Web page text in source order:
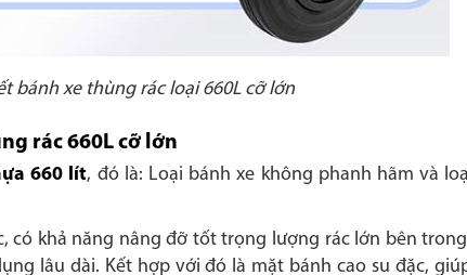
bánh xe thùng rác loại 660L cỡ lớn
rác 660L cỡ lớn
660 lít, đó là: Loại bánh xe không phanh hãm và
có khả năng nâng đỡ tốt trọng lượng rác lớn bên
lâu dài. Kết hợp với đó là mặt bánh cao su đặc,